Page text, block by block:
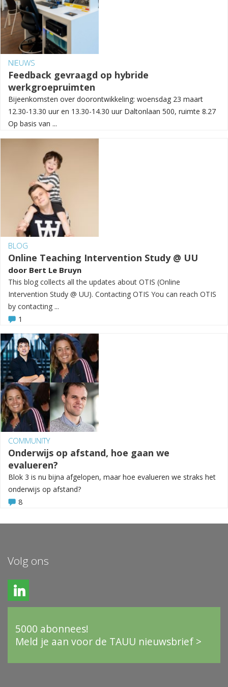
NIEUWS
Feedback gevraagd op hybride
werkgroepruimten
Bijeenkomsten over doorontwikkeling: woensdag 23 maart
12.30-13.30 uur en 13.30-14.30 uur Daltonlaan 500, ruimte 8.27
Op basis van ...
BLOG
Online Teaching Intervention Study @ UU
door Bert Le Bruyn
This blog collects all the updates about OTIS (Online
Intervention Study @ UU). Contacting OTIS You can reach OTIS
by contacting ...
1
COMMUNITY
Onderwijs op afstand, hoe gaan we
evalueren?
Blok 3 is nu bijna afgelopen, maar hoe evalueren we straks het
onderwijs op afstand?
8
Volg ons
5000 abonnees!
Meld je aan voor de TAUU nieuwsbrief >